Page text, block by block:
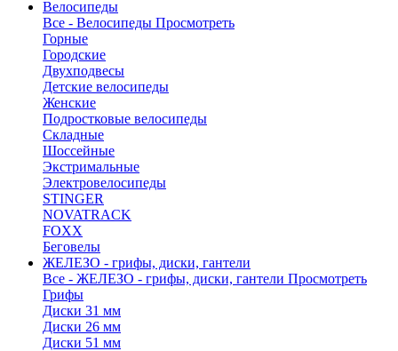
Велосипеды
Все - Велосипеды Просмотреть
Горные
Городские
Двухподвесы
Детские велосипеды
Женские
Подростковые велосипеды
Складные
Шоссейные
Экстримальные
Электровелосипеды
STINGER
NOVATRACK
FOXX
Беговелы
ЖЕЛЕЗО - грифы, диски, гантели
Все - ЖЕЛЕЗО - грифы, диски, гантели Просмотреть
Грифы
Диски 31 мм
Диски 26 мм
Диски 51 мм